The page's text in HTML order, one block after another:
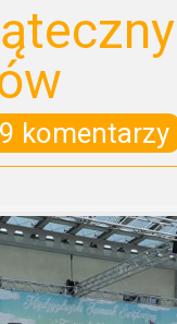
9 komentarzy